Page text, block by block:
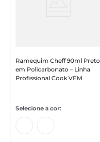
Ramequim Cheff 90ml Preto
em Policarbonato – Linha
Profissional Cook VEM